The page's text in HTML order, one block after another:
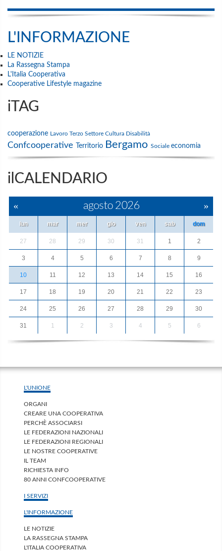
L'INFORMAZIONE
LE NOTIZIE
La Rassegna Stampa
L'Italia Cooperativa
Cooperative Lifestyle magazine
iTAG
cooperazione Lavoro Terzo Settore Cultura Disabilità
Confcooperative Territorio Bergamo Sociale economia
ilCALENDARIO
« agosto 2026 »
lun mar mer gio ven sab dom
27 28 29 30 31 1 2
3 4 5 6 7 8 9
10 11 12 13 14 15 16
17 18 19 20 21 22 23
24 25 26 27 28 29 30
31 1 2 3 4 5 6
L'UNIONE
ORGANI
CREARE UNA COOPERATIVA
PERCHÈ ASSOCIARSI
LE FEDERAZIONI NAZIONALI
LE FEDERAZIONI REGIONALI
LE NOSTRE COOPERATIVE
IL TEAM
RICHIESTA INFO
80 ANNI CONFCOOPERATIVE
I SERVIZI
L'INFORMAZIONE
LE NOTIZIE
LA RASSEGNA STAMPA
L'ITALIA COOPERATIVA